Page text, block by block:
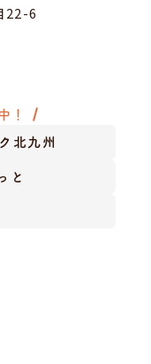
22-6
！
北九州
と